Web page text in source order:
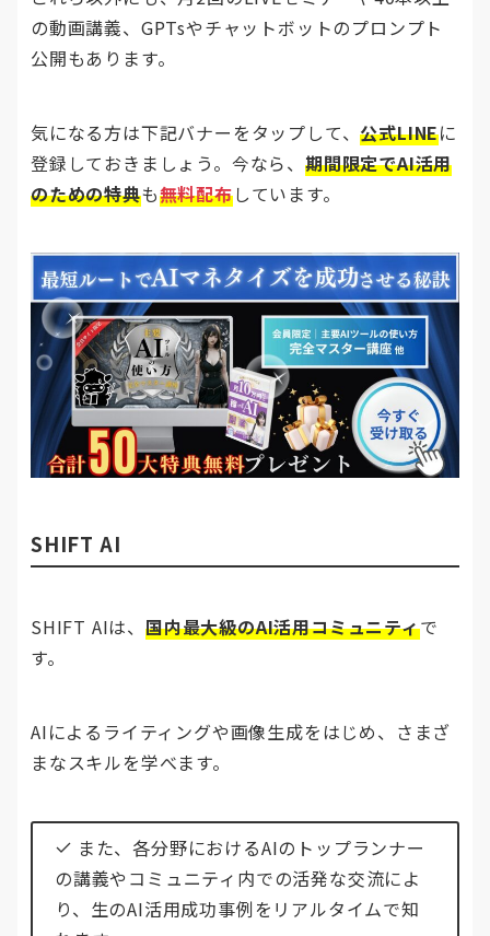
の動画講義、GPTsやチャットボットのプロンプト
公開もあります。
気になる方は下記バナーをタップして、公式LINEに
登録しておきましょう。今なら、 期間限定でAI活用
のための特典も無料配布しています。
SHIFT AI
SHIFT AIは、 国内最大級のAI活用コミュニティで
す。
AIによるライティングや画像生成をはじめ、さまざ
まなスキルを学べます。
また、各分野におけるAIのトップランナー
の講義やコミュニティ内での活発な交流によ
り、生のAI活用成功事例をリアルタイムで知